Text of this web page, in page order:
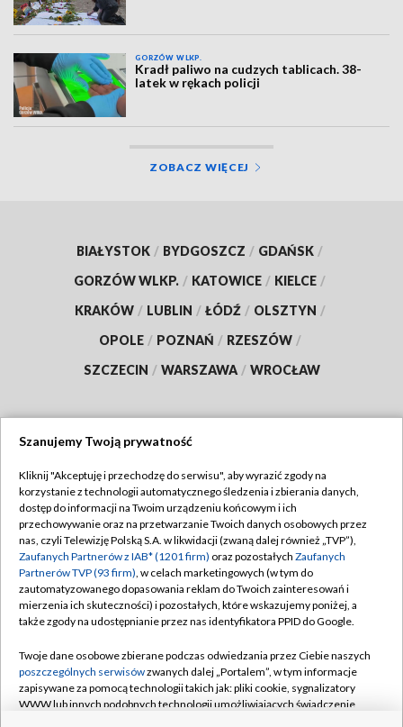
GORZÓW WLKP.
Kradł paliwo na cudzych tablicach. 38-
latek w rękach policji
ZOBACZ WIĘCEJ
BIAŁYSTOK / BYDGOSZCZ / GDAŃSK /
GORZÓW WLKP. / KATOWICE / KIELCE /
KRAKÓW / LUBLIN / ŁÓDŹ / OLSZTYN /
OPOLE / POZNAŃ / RZESZÓW /
SZCZECIN / WARSZAWA / WROCŁAW
TVP
Abonament TVP
Emisja w TVP
Centrum informacji TVP
Naziemna Telewizja Cyfrowa
Rada Programowa
System NOS
Regulamin TVP
Polityka prywatności
Moje zgody
Pomoc
Kontakt
Szanujemy Twoją prywatność
Kliknij "Akceptuję i przechodzę do serwisu", aby wyrazić zgody na
korzystanie z technologii automatycznego śledzenia i zbierania danych,
dostęp do informacji na Twoim urządzeniu końcowym i ich
przechowywanie oraz na przetwarzanie Twoich danych osobowych przez
nas, czyli Telewizję Polską S.A. w likwidacji (zwaną dalej również „TVP”),
Zaufanych Partnerów z IAB* (1201 firm) oraz pozostałych Zaufanych
Partnerów TVP (93 firm), w celach marketingowych (w tym do
zautomatyzowanego dopasowania reklam do Twoich zainteresowań i
mierzenia ich skuteczności) i pozostałych, które wskazujemy poniżej, a
także zgody na udostępnianie przez nas identyfikatora PPID do Google.
Twoje dane osobowe zbierane podczas odwiedzania przez Ciebie naszych
poszczególnych serwisówzwanych dalej „Portalem”, w tym informacje
zapisywane za pomocą technologii takich jak: pliki cookie, sygnalizatory
WWW lub innych podobnych technologii umożliwiających świadczenie